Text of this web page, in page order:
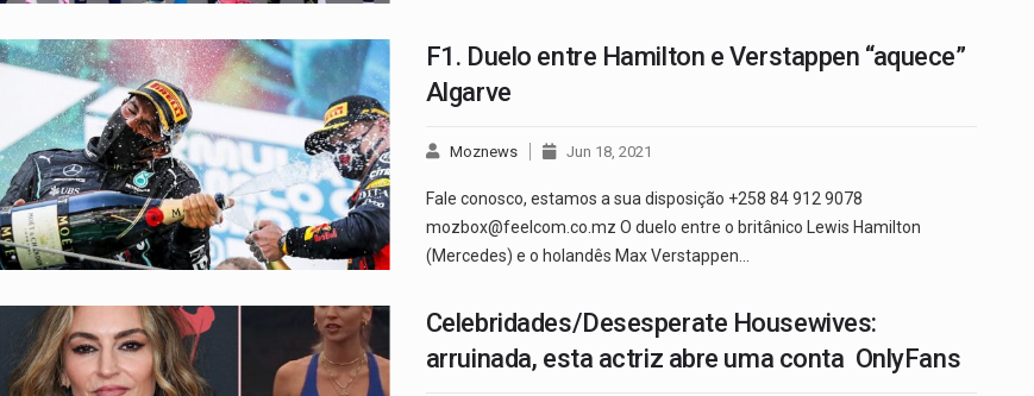
F1. Duelo entre Hamilton e Verstappen “aquece”
Algarve
Moznews Jun 18, 2021
Fale conosco, estamos a sua disposição +258 84 912 9078
mozbox@feelcom.co.mz O duelo entre o britânico Lewis Hamilton
(Mercedes) e o holandês Max Verstappen…
Celebridades/Desesperate Housewives:
arruinada, esta actriz abre uma conta OnlyFans